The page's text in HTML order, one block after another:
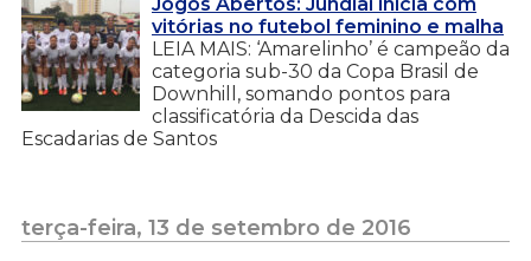
vitórias no futebol feminino e malha
LEIA MAIS: ‘Amarelinho’ é campeão da
categoria sub-30 da Copa Brasil de
Downhill, somando pontos para
classificatória da Descida das
Escadarias de Santos
terça-feira, 13 de setembro de 2016